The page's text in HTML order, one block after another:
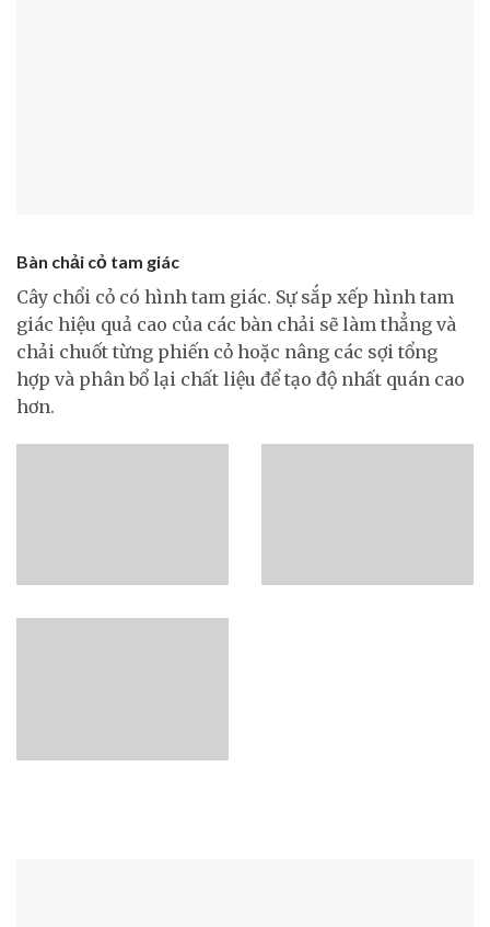
Bàn chải cỏ tam giác
Cây chổi cỏ có hình tam giác. Sự sắp xếp hình tam
giác hiệu quả cao của các bàn chải sẽ làm thẳng và
chải chuốt từng phiến cỏ hoặc nâng các sợi tổng
hợp và phân bổ lại chất liệu để tạo độ nhất quán cao
hơn.